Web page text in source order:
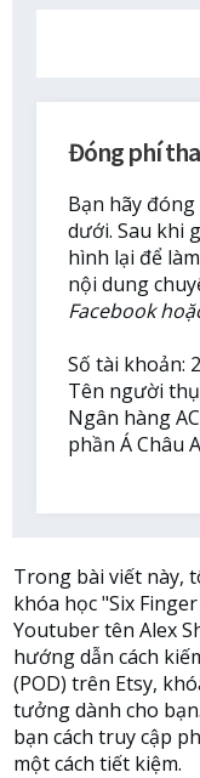
Đóng phí
Bạn hãy
dưới. Sau khi
hình lại để
nội dung
Facebook
Số tài khoản:
Tên người
Ngân hàng
phần Á Châu
Trong bài viết này,
khóa học "Six
Youtuber tên Alex
hướng dẫn cách
(POD) trên Etsy,
tưởng dành cho
bạn cách truy cập
một cách tiết kiệm.